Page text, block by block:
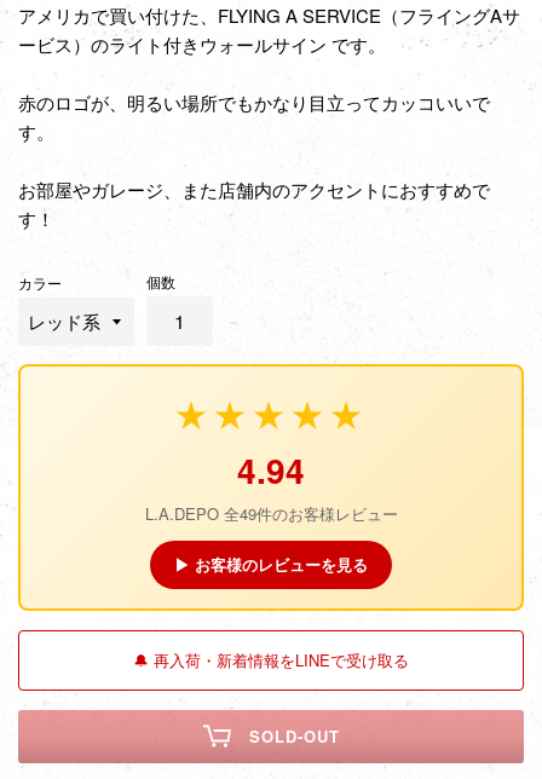
アメリカで買い付けた、FLYING A SERVICE（フライングAサ
ービス） のライト付きウォールサイン です。
赤のロゴが、明るい場所でもかなり目立ってカッコいいで
す。
お部屋やガレージ、また店舗内のアクセントにおすすめで
す！
カラー 個数
★★★★★
4.94
L.A.DEPO 全49件のお客様レビュー
▶ お客様のレビューを見る
🔔 再入荷・新着情報をLINEで受け取る
SOLD-OUT